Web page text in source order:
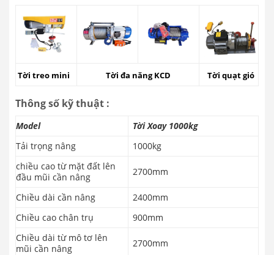
Tời treo mini Tời đa năng KCD Tời quạt gió
Thông số kỹ thuật :
Model
Tời Xoay 1000kg
Tải trọng nâng
1000kg
chiều cao từ mặt đất lên
đầu mũi cần nâng
2700mm
Chiều dài cần nâng
2400mm
Chiều cao chân trụ
900mm
Chiều dài từ mô tơ lên
mũi cần nâng
2700mm